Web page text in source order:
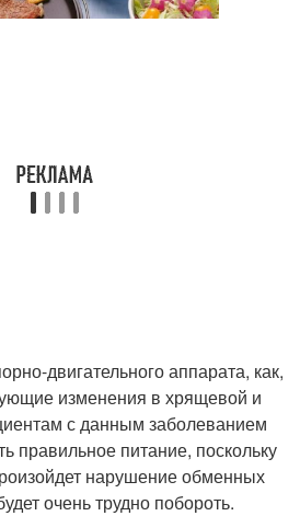
двигательного аппарата, как,
изменения в хрящевой и
с данным заболеванием
правильное питание, поскольку
нарушение обменных
очень трудно побороть.